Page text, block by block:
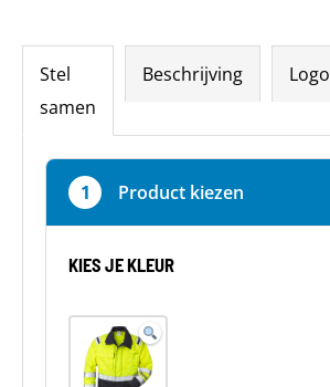
Stel
samen
Beschrijving Logo
1 Product kiezen
KIES JE KLEUR